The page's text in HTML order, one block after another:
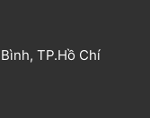
TP.Hồ Chí